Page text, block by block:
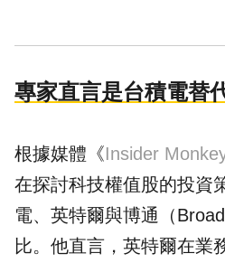
專家直言是台積電替
根據媒體《Insider
在探討科技權值股的投資
電、英特爾與博通（
比。他直言，英特爾在業